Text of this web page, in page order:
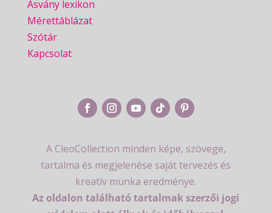
Ásvány lexikon
Mérettáblázat
Szótár
Kapcsolat
A CleoCollection minden képe, szövege,
tartalma és megjelenése saját tervezés és
kreatív munka eredménye.
Az oldalon található tartalmak szerzői jogi